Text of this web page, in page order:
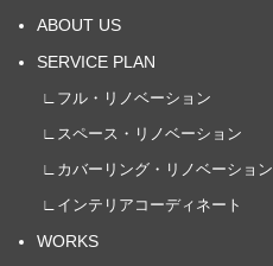
ABOUT US
SERVICE PLAN
∟フル・リノベーション
∟スペース・リノベーション
∟カバーリング・リノベーション
∟インテリアコーディネート
WORKS